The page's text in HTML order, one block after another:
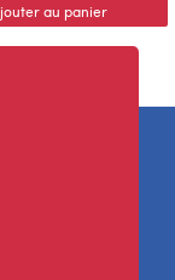
au panier